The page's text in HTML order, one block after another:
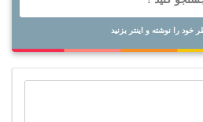
خود را نوشته و اینتر بزنید